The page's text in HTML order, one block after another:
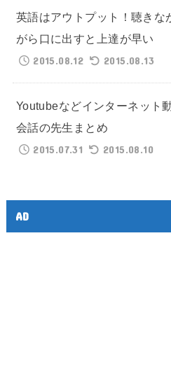
英語はアウトプット！聴きな
がら口に出すと上達が早い
2015.08.12
2015.08.13
Youtubeなどインターネット
会話の先生まとめ
2015.07.31
2015.08.10
AD